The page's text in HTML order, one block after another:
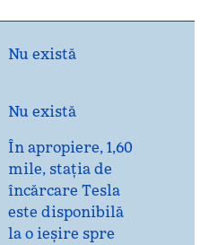
Nu există
Nu există
În apropiere, 1,60
mile, stația de
încărcare Tesla
este disponibilă
la o ieșire spre